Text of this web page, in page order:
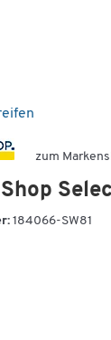
zum
184066-SW81